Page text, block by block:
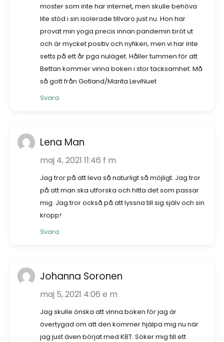
moster som inte har internet, men skulle behöva
lite stöd i sin isolerade tillvaro just nu. Hon har
provat min yoga precis innan pandemin bröt ut
och är mycket positiv och nyfiken, men vi har inte
setts på ett år pga nuläget. Håller tummen för att
Bettan kommer vinna boken i stor tacksamhet. Må
så gott från Gotland/Marita LeviNuet
Svara
Lena Man
maj 4, 2021 11:46 f m
Jag tror på att leva så naturligt så möjligt. Jag tror
på att man ska utforska och hitta det som passar
mig. Jag tror också på att lyssna till sig själv och sin
kropp!
Svara
Johanna Soronen
maj 5, 2021 4:06 e m
Jag skulle önska att vinna boken för jag är
övertygad om att den kommer hjälpa mig nu när
jag just även börjat med KBT. Söker mig till ett